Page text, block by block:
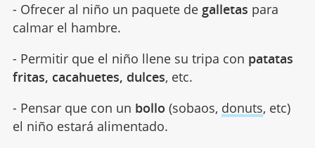
- Ofrecer al niño un paquete de galletas para
calmar el hambre.
- Permitir que el niño llene su tripa con patatas
fritas, cacahuetes, dulces, etc.
- Pensar que con un bollo (sobaos, donuts, etc)
el niño estará alimentado.